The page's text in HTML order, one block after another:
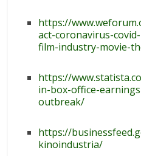
https://
act-coronavirus-
film-industry-movie-
https://
in-box-office-
outbreak/
https://
kinoindustria/